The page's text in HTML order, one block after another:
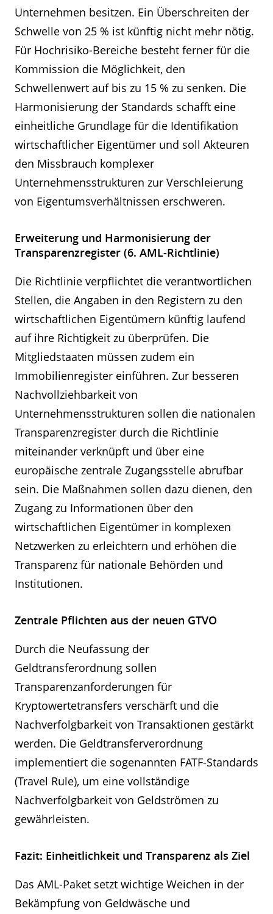
Unternehmen besitzen. Ein Überschreiten der
Schwelle von 25 % ist künftig nicht mehr nötig.
Für Hochrisiko-Bereiche besteht ferner für die
Kommission die Möglichkeit, den
Schwellenwert auf bis zu 15 % zu senken. Die
Harmonisierung der Standards schafft eine
einheitliche Grundlage für die Identifikation
wirtschaftlicher Eigentümer und soll Akteuren
den Missbrauch komplexer
Unternehmensstrukturen zur Verschleierung
von Eigentumsverhältnissen erschweren.
Erweiterung und Harmonisierung der
Transparenzregister (6. AML-Richtlinie)
Die Richtlinie verpflichtet die verantwortlichen
Stellen, die Angaben in den Registern zu den
wirtschaftlichen Eigentümern künftig laufend
auf ihre Richtigkeit zu überprüfen. Die
Mitgliedstaaten müssen zudem ein
Immobilienregister einführen. Zur besseren
Nachvollziehbarkeit von
Unternehmensstrukturen sollen die nationalen
Transparenzregister durch die Richtlinie
miteinander verknüpft und über eine
europäische zentrale Zugangsstelle abrufbar
sein. Die Maßnahmen sollen dazu dienen, den
Zugang zu Informationen über den
wirtschaftlichen Eigentümer in komplexen
Netzwerken zu erleichtern und erhöhen die
Transparenz für nationale Behörden und
Institutionen.
Zentrale Pflichten aus der neuen GTVO
Durch die Neufassung der
Geldtransferordnung sollen
Transparenzanforderungen für
Kryptowertetransfers verschärft und die
Nachverfolgbarkeit von Transaktionen gestärkt
werden. Die Geldtransferverordnung
implementiert die sogenannten FATF-Standards
(Travel Rule), um eine vollständige
Nachverfolgbarkeit von Geldströmen zu
gewährleisten.
Fazit: Einheitlichkeit und Transparenz als Ziel
Das AML-Paket setzt wichtige Weichen in der
Bekämpfung von Geldwäsche und